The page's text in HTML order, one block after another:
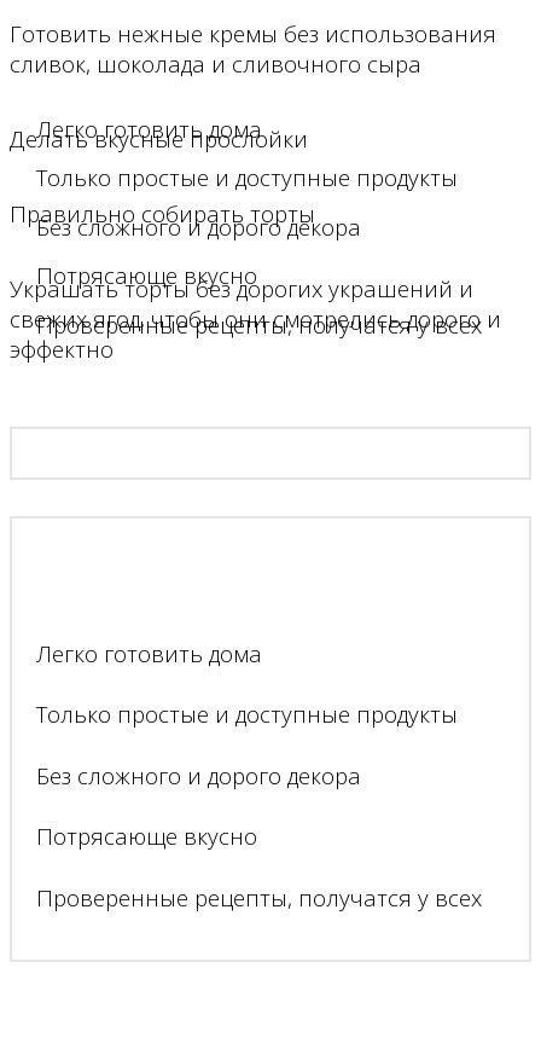
Готовить нежные кремы без использования
сливок, шоколада и сливочного сыра
Делать вкусные прослойки
Правильно собирать торты
Украшать торты без дорогих украшений и
свежих ягод, чтобы они смотрелись дорого и
эффектно
Легко готовить дома
Только простые и доступные продукты
Без сложного и дорого декора
Потрясающе вкусно
Проверенные рецепты, получатся у всех
Легко готовить дома
Только простые и доступные продукты
Без сложного и дорого декора
Потрясающе вкусно
Проверенные рецепты, получатся у всех